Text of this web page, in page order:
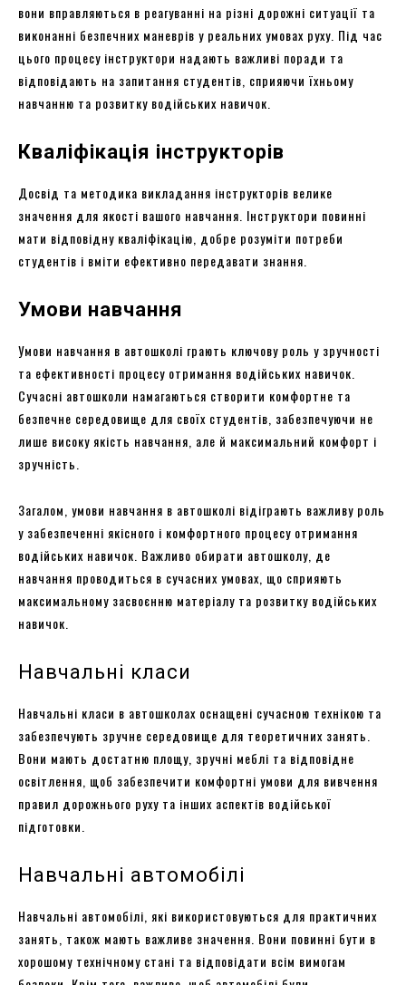
вони вправляються в реагуванні на різні дорожні ситуації та
виконанні безпечних маневрів у реальних умовах руху. Під час
цього процесу інструктори надають важливі поради та
відповідають на запитання студентів, сприяючи їхньому
навчанню та розвитку водійських навичок.
Кваліфікація інструкторів
Досвід та методика викладання інструкторів велике
значення для якості вашого навчання. Інструктори повинні
мати відповідну кваліфікацію, добре розуміти потреби
студентів і вміти ефективно передавати знання.
Умови навчання
Умови навчання в автошколі грають ключову роль у зручності
та ефективності процесу отримання водійських навичок.
Сучасні автошколи намагаються створити комфортне та
безпечне середовище для своїх студентів, забезпечуючи не
лише високу якість навчання, але й максимальний комфорт і
зручність.
Загалом, умови навчання в автошколі відіграють важливу роль
у забезпеченні якісного і комфортного процесу отримання
водійських навичок. Важливо обирати автошколу, де
навчання проводиться в сучасних умовах, що сприяють
максимальному засвоєнню матеріалу та розвитку водійських
навичок.
Навчальні класи
Навчальні класи в автошколах оснащені сучасною технікою та
забезпечують зручне середовище для теоретичних занять.
Вони мають достатню площу, зручні меблі та відповідне
освітлення, щоб забезпечити комфортні умови для вивчення
правил дорожнього руху та інших аспектів водійської
підготовки.
Навчальні автомобілі
Навчальні автомобілі, які використовуються для практичних
занять, також мають важливе значення. Вони повинні бути в
хорошому технічному стані та відповідати всім вимогам